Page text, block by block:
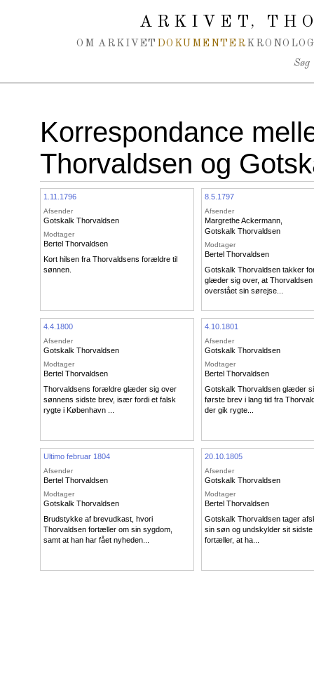
ARKIVET,
OM ARKIVET DOKUMENTER
Søg
Korrespondance
Thorvaldsen og
1.11.1796
Afsender
Gotskalk Thorvaldsen
Modtager
Bertel Thorvaldsen
Kort hilsen fra Thorvaldsens forældre til
sønnen.
8.5.1797
Afsender
Margrethe Ackermann
Gotskalk Thorvaldsen
Modtager
Bertel Thorvaldsen
Gotskalk Thorvaldsen takker
glæder sig over, at Thorvaldsen
overstået sin sørejse...
4.4.1800
Afsender
Gotskalk Thorvaldsen
Modtager
Bertel Thorvaldsen
Thorvaldsens forældre glæder sig over
sønnens sidste brev, især fordi et falsk
rygte i København ...
4.10.1801
Afsender
Gotskalk Thorvaldsen
Modtager
Bertel Thorvaldsen
Gotskalk Thorvaldsen glæder
første brev i lang tid fra
der gik rygte...
Ultimo februar 1804
Afsender
Bertel Thorvaldsen
Modtager
Gotskalk Thorvaldsen
Brudstykke af brevudkast, hvori
Thorvaldsen fortæller om sin sygdom,
samt at han har fået nyheden...
20.10.1805
Afsender
Gotskalk Thorvaldsen
Modtager
Bertel Thorvaldsen
Gotskalk Thorvaldsen tager
sin søn og undskylder sit sidste
fortæller, at ha...